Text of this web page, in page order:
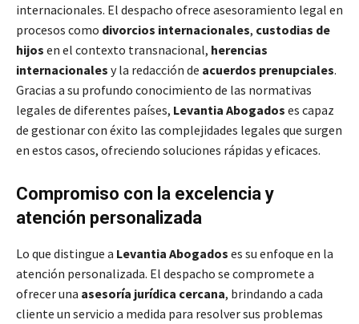
internacionales. El despacho ofrece asesoramiento legal en
procesos como divorcios internacionales, custodias de
hijos en el contexto transnacional, herencias
internacionales y la redacción de acuerdos prenupciales.
Gracias a su profundo conocimiento de las normativas
legales de diferentes países, Levantia Abogados es capaz
de gestionar con éxito las complejidades legales que surgen
en estos casos, ofreciendo soluciones rápidas y eficaces.
Compromiso con la excelencia y
atención personalizada
Lo que distingue a Levantia Abogados es su enfoque en la
atención personalizada. El despacho se compromete a
ofrecer una asesoría jurídica cercana, brindando a cada
cliente un servicio a medida para resolver sus problemas